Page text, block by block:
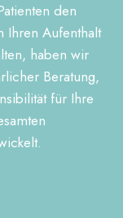
den
Ihren Aufenthalt
haben wir
Beratung,
für Ihre